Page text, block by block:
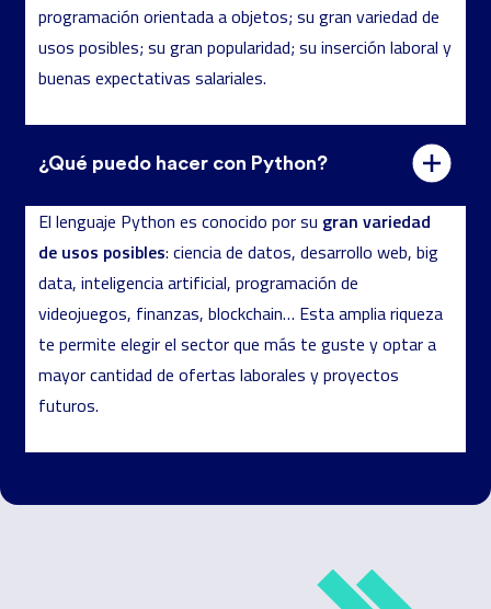
programación orientada a objetos; su gran variedad de
usos posibles; su gran popularidad; su inserción laboral y
buenas expectativas salariales.
¿Qué puedo hacer con Python?
El lenguaje Python es conocido por su gran variedad
de usos posibles: ciencia de datos, desarrollo web, big
data, inteligencia artificial, programación de
videojuegos, finanzas, blockchain… Esta amplia riqueza
te permite elegir el sector que más te guste y optar a
mayor cantidad de ofertas laborales y proyectos
futuros.